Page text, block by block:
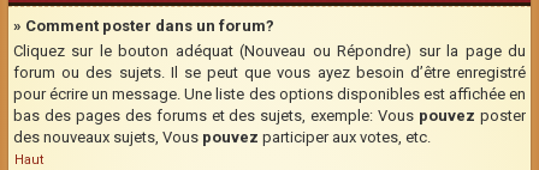
» Comment poster dans un forum?
Cliquez sur le bouton adéquat (Nouveau ou Répondre) sur la page du
forum ou des sujets. Il se peut que vous ayez besoin d’être enregistré
pour écrire un message. Une liste des options disponibles est affichée en
bas des pages des forums et des sujets, exemple: Vous pouvez poster
des nouveaux sujets, Vous pouvez participer aux votes, etc.
Haut